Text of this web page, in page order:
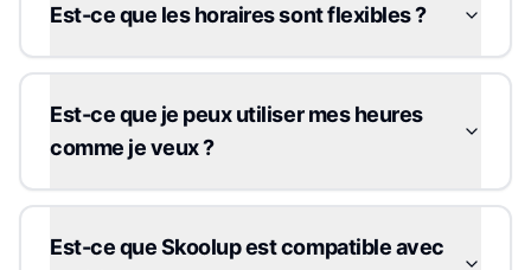
Est-ce que les horaires sont flexibles ?
Est-ce que je peux utiliser mes heures
comme je veux ?
Est-ce que Skoolup est compatible avec